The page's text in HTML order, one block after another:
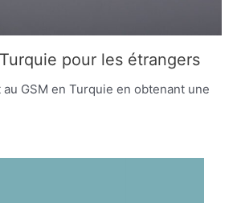
pour les étrangers
GSM en Turquie en obtenant une